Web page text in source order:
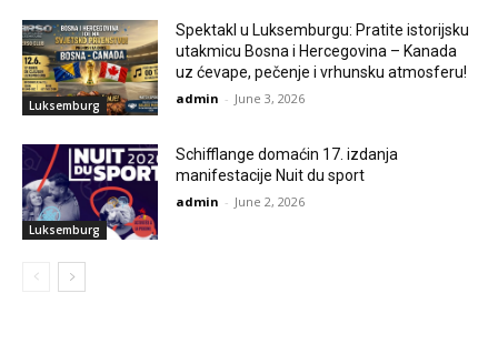
Luksemburg
Spektakl u Luksemburgu: Pratite istorijsku
utakmicu Bosna i Hercegovina – Kanada
uz ćevape, pečenje i vrhunsku atmosferu!
admin - June 3, 2026
Luksemburg
Schifflange domaćin 17. izdanja
manifestacije Nuit du sport
admin - June 2, 2026